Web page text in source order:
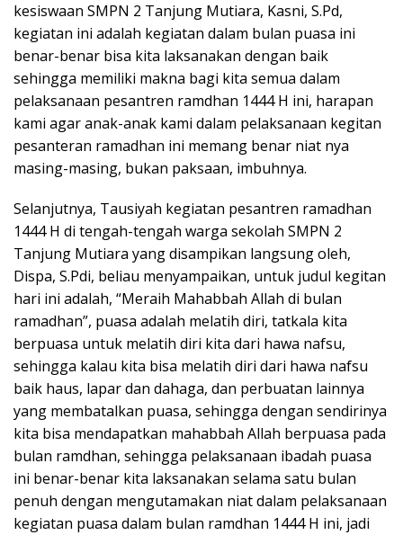
kesiswaan SMPN 2 Tanjung Mutiara, Kasni, S.Pd,
kegiatan ini adalah kegiatan dalam bulan puasa ini
benar-benar bisa kita laksanakan dengan baik
sehingga memiliki makna bagi kita semua dalam
pelaksanaan pesantren ramdhan 1444 H ini, harapan
kami agar anak-anak kami dalam pelaksanaan kegitan
pesanteran ramadhan ini memang benar niat nya
masing-masing, bukan paksaan, imbuhnya.
Selanjutnya, Tausiyah kegiatan pesantren ramadhan
1444 H di tengah-tengah warga sekolah SMPN 2
Tanjung Mutiara yang disampikan langsung oleh,
Dispa, S.Pdi, beliau menyampaikan, untuk judul kegitan
hari ini adalah, “Meraih Mahabbah Allah di bulan
ramadhan”, puasa adalah melatih diri, tatkala kita
berpuasa untuk melatih diri kita dari hawa nafsu,
sehingga kalau kita bisa melatih diri dari hawa nafsu
baik haus, lapar dan dahaga, dan perbuatan lainnya
yang membatalkan puasa, sehingga dengan sendirinya
kita bisa mendapatkan mahabbah Allah berpuasa pada
bulan ramdhan, sehingga pelaksanaan ibadah puasa
ini benar-benar kita laksanakan selama satu bulan
penuh dengan mengutamakan niat dalam pelaksanaan
kegiatan puasa dalam bulan ramdhan 1444 H ini, jadi